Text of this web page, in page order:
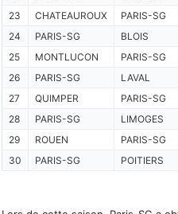
23
CHATEAUROUX PARIS-SG
24
PARIS-SG BLOIS
25
MONTLUCON PARIS-SG
26
PARIS-SG LAVAL
27
QUIMPER PARIS-SG
28
PARIS-SG LIMOGES
29
ROUEN PARIS-SG
30
PARIS-SG POITIERS